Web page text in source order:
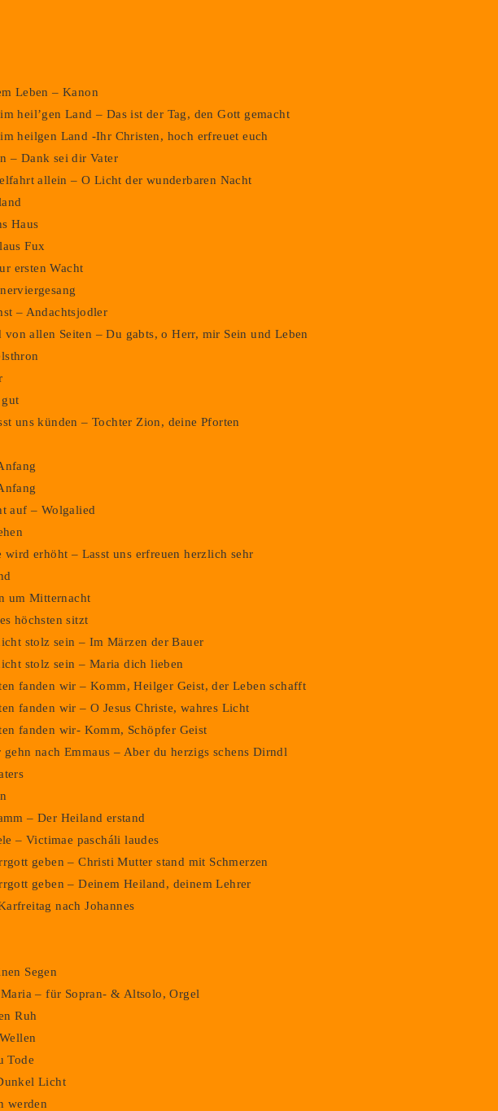
Leben – Kanon
heil’gen Land – Das ist der Tag, den Gott gemacht
heilgen Land -Ihr Christen, hoch erfreuet euch
– Dank sei dir Vater
allein – O Licht der wunderbaren Nacht
Haus
Fux
ersten Wacht
– Andachtsjodler
allen Seiten – Du gabts, o Herr, mir Sein und Leben
uns künden – Tochter Zion, deine Pforten
auf – Wolgalied
wird erhöht – Lasst uns erfreuen herzlich sehr
um Mitternacht
höchsten sitzt
stolz sein – Im Märzen der Bauer
stolz sein – Maria dich lieben
fanden wir – Komm, Heilger Geist, der Leben schafft
fanden wir – O Jesus Christe, wahres Licht
fanden wir- Komm, Schöpfer Geist
gehn nach Emmaus – Aber du herzigs schens Dirndl
– Der Heiland erstand
– Victimae pascháli laudes
geben – Christi Mutter stand mit Schmerzen
geben – Deinem Heiland, deinem Lehrer
nach Johannes
Segen
– für Sopran- & Altsolo, Orgel
Ruh
Tode
Licht
werden
Silcher (1784 – 1860)
ein